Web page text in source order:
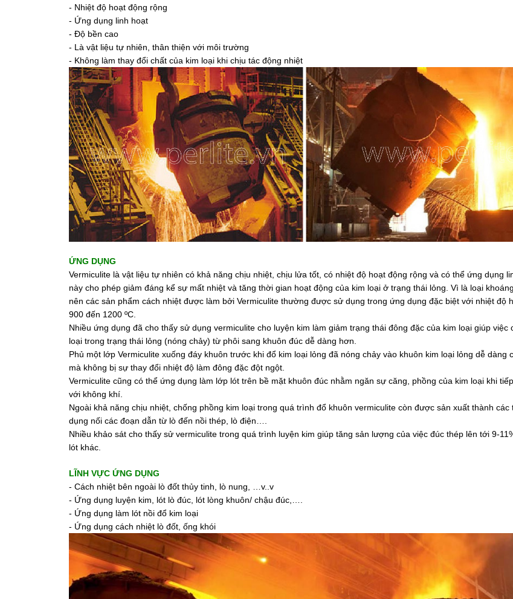
- Nhiệt độ hoạt động rộng
- Ứng dụng linh hoạt
- Độ bền cao
- Là vật liệu tự nhiên, thân thiện với môi trường
- Không làm thay đổi chất của kim loại khi chịu tác động nhiệt
ỨNG DỤNG
Vermiculite là vật liệu tự nhiên có khả năng chịu nhiệt, chịu lửa tốt, có nhiệt độ hoạt động rộng và có thể ứng dụng
này cho phép giảm đáng kể sự mất nhiệt và tăng thời gian hoạt động của kim loại ở trạng thái lỏng. Vì là loại
nên các sản phẩm cách nhiệt được làm bởi Vermiculite thường được sử dụng trong ứng dụng đặc biệt với nhiệt độ
900 đến 1200 ºС.
Nhiều ứng dụng đã cho thấy sử dụng vermiculite cho luyện kim làm giảm trạng thái đông đặc của kim loại giúp việc
loại trong trạng thái lỏng (nóng chảy) từ phôi sang khuôn đúc dễ dàng hơn.
Phủ một lớp Vermiculite xuống đáy khuôn trước khi đổ kim loại lỏng đã nóng chảy vào khuôn kim loại lỏng dễ dàng
mà không bị sự thay đổi nhiệt độ làm đông đặc đột ngột.
Vermiculite cũng có thể ứng dụng làm lớp lót trên bề mặt khuôn đúc nhằm ngăn sự căng, phồng của kim loại khi
với không khí.
​Ngoài khả năng chịu nhiệt, chống phồng kim loại trong quá trình đổ khuôn vermiculite còn được sản xuất thành các
dụng nối các đoạn dẫn từ lò đến nồi thép, lò điện….
Nhiều khảo sát cho thấy sử vermiculite trong quá trình luyện kim giúp tăng sản lượng của việc đúc thép lên tới 9-
lót khác.
LĨNH VỰC ỨNG DỤNG
- Cách nhiệt bên ngoài lò đốt thủy tinh, lò nung, …v..v
- Ứng dụng luyện kim, lót lò đúc, lót lòng khuôn/ chậu đúc,….
- Ứng dụng làm lót nồi đổ kim loại
- Ứng dụng cách nhiệt lò đốt, ống khói